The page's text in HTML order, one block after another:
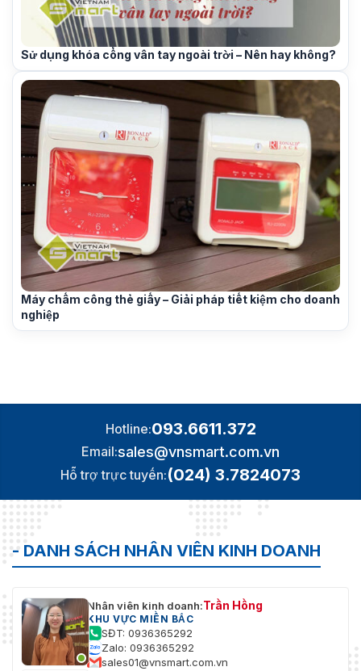
Sử dụng khóa cổng vân tay ngoài trời – Nên hay không?
Máy chấm công thẻ giấy – Giải pháp tiết kiệm cho doanh
nghiệp
Hotline:093.6611.372
Email:sales@vnsmart.com.vn
Hỗ trợ trực tuyến:(024) 3.7824073
- DANH SÁCH NHÂN VIÊN KINH DOANH
Nhân viên kinh doanh:Trần Hồng
KHU VỰC MIỀN BẮC
SĐT: 0936365292
Zalo: 0936365292
sales01@vnsmart.com.vn